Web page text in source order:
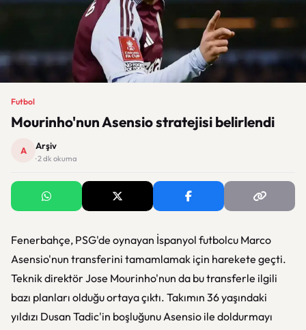
Futbol
Mourinho'nun Asensio stratejisi belirlendi
A Arşiv
· 2 dk okuma
Fenerbahçe, PSG'de oynayan İspanyol futbolcu Marco
Asensio'nun transferini tamamlamak için harekete geçti.
Teknik direktör Jose Mourinho'nun da bu transferle ilgili
bazı planları olduğu ortaya çıktı. Takımın 36 yaşındaki
yıldızı Dusan Tadic'in boşluğunu Asensio ile doldurmayı